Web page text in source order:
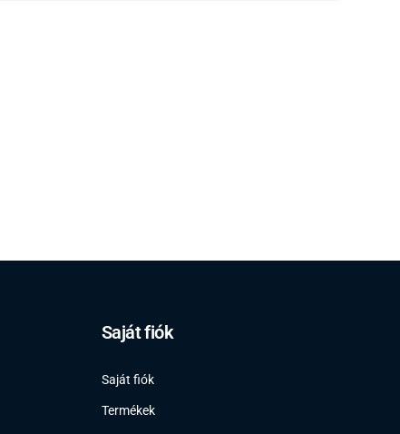
Saját fiók
Saját fiók
Termékek